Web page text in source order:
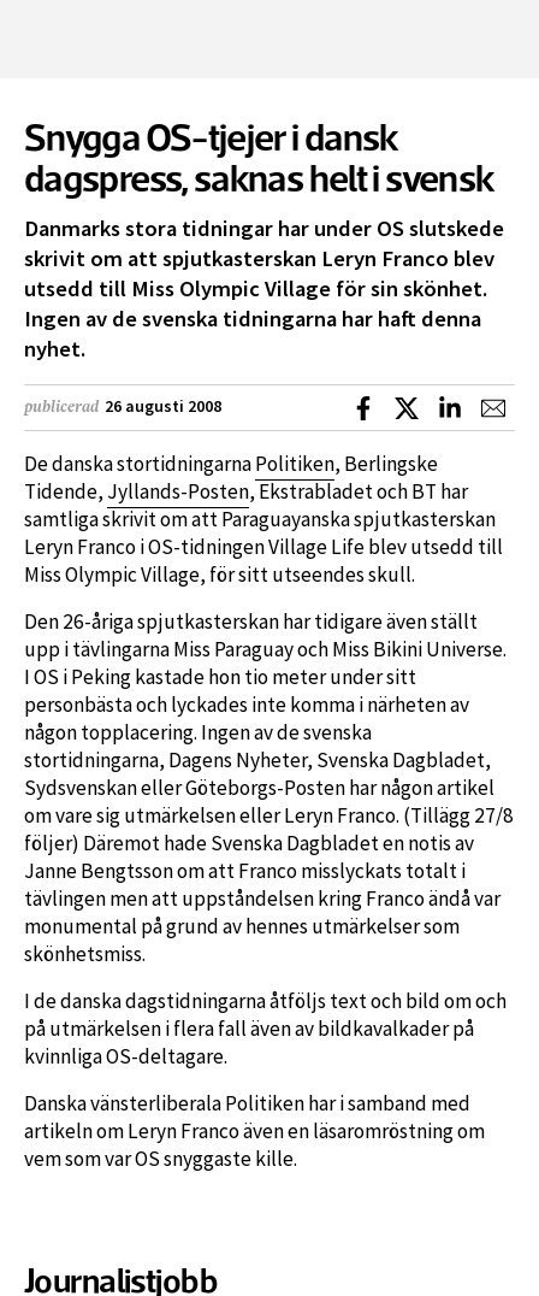
Snygga OS-tjejer i dansk
dagspress, saknas helt i svensk
Danmarks stora tidningar har under OS slutskede
skrivit om att spjutkasterskan Leryn Franco blev
utsedd till Miss Olympic Village för sin skönhet.
Ingen av de svenska tidningarna har haft denna
nyhet.
publicerad 26 augusti 2008 Dela på Facebook
Dela på XDela på
De danska stortidningarnaPolitiken, Berlingske
Tidende,Jyllands-Posten, Ekstrabladet och BT har
samtliga skrivit om att Paraguayanska spjutkasterskan
Leryn Franco i OS-tidningen Village Life blev utsedd till
Miss Olympic Village, för sitt utseendes skull.
Den 26-åriga spjutkasterskan har tidigare även ställt
upp i tävlingarna Miss Paraguay och Miss Bikini Universe.
I OS i Peking kastade hon tio meter under sitt
personbästa och lyckades inte komma i närheten av
någon topplacering. Ingen av de svenska
stortidningarna, Dagens Nyheter, Svenska Dagbladet,
Sydsvenskan eller Göteborgs-Posten har någon artikel
om vare sig utmärkelsen eller Leryn Franco. (Tillägg 27/8
följer) Däremot hade Svenska Dagbladet en notis av
Janne Bengtsson om att Franco misslyckats totalt i
tävlingen men att uppståndelsen kring Franco ändå var
monumental på grund av hennes utmärkelser som
skönhetsmiss.
I de danska dagstidningarna åtföljs text och bild om och
på utmärkelsen i flera fall även av bildkavalkader på
kvinnliga OS-deltagare.
Danska vänsterliberala Politiken har i samband med
artikeln om Leryn Franco även en läsaromröstning om
vem som var OS snyggaste kille.
Journalistjobb